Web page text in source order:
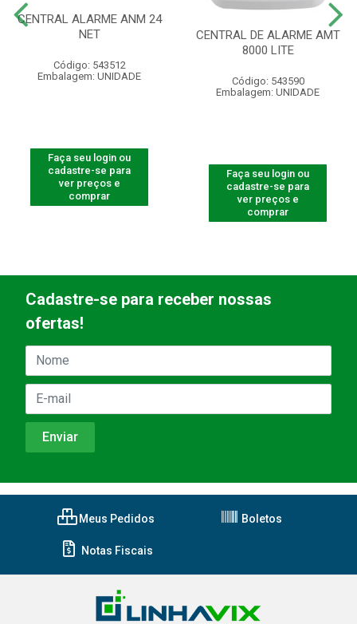
CENTRAL ALARME ANM 24
NET
Código: 543512
Embalagem: UNIDADE
Faça seu login ou
cadastre-se para
ver preços e
comprar
CENTRAL DE ALARME AMT
8000 LITE
Código: 543590
Embalagem: UNIDADE
Faça seu login ou
cadastre-se para
ver preços e
comprar
Cadastre-se para receber nossas
ofertas!
Meus Pedidos Boletos
Notas Fiscais